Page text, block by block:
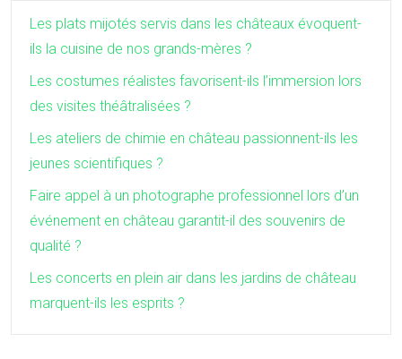
Les plats mijotés servis dans les châteaux évoquent-
ils la cuisine de nos grands-mères ?
Les costumes réalistes favorisent-ils l’immersion lors
des visites théâtralisées ?
Les ateliers de chimie en château passionnent-ils les
jeunes scientifiques ?
Faire appel à un photographe professionnel lors d’un
événement en château garantit-il des souvenirs de
qualité ?
Les concerts en plein air dans les jardins de château
marquent-ils les esprits ?